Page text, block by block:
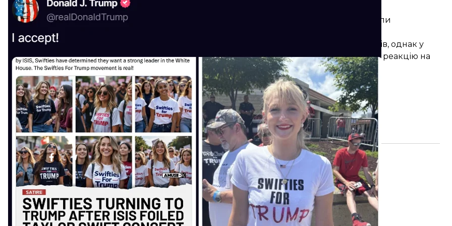
Як з’ясували журналісти, лише одне з цих фото належить реальній жінці. Усі інші або були
згенеровані штучним інтелектом, або вирвані із сатиричної статті.
Сама ж Тейлор Свіфт поки що не підтримала жодного з кандидатів напередодні виборів, однак у
2020 році вона була прихильницею Джо Байдена, а також критикувала Трампа за його реакцію на
протести, що почалися після вбивства Джорджа Флойда.
читайте також:
Гарріс закинула команді Трампа «боягузство» — і отримала гнівну відповідь
Більше про: США Дональд Трамп Тейлор Свіфт Президентські вибори в США
Поділитися :